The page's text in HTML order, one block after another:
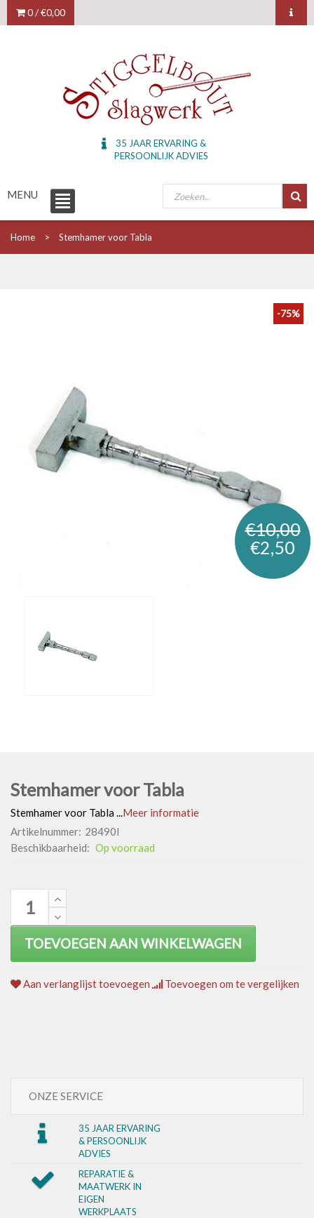
0 /€0,00
35 JAAR ERVARING &
PERSOONLIJK ADVIES
MENU
Home Stemhamer voor Tabla
-75%
€10,00
€2,50
Stemhamer voor Tabla
Stemhamer voor Tabla ... Meer informatie
Artikelnummer: 28490I
Beschikbaarheid: Op voorraad
TOEVOEGEN AAN WINKELWAGEN
Aan verlanglijst toevoegen Toevoegen om te vergelijken
ONZE SERVICE
35 JAAR ERVARING
& PERSOONLIJK
ADVIES
REPARATIE &
MAATWERK IN
EIGEN
WERKPLAATS